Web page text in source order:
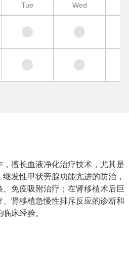
Tue
Wed
擅长血液净化治疗技术，尤其是
发性甲状旁腺功能亢进的防治，
免疫吸附治疗；在肾移植术后巨
肾移植急慢性排斥反应的诊断和
床经验。